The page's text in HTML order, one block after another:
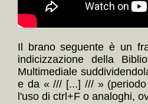
Il brano seguente è un
indicizzazione della
Multimediale
e da « /// [...] /// »
l'uso di ctrl+F o analoghi,